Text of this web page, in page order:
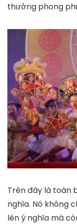
thưởng phong
Trên đây là toàn
nghĩa. Nó không
lên ý nghĩa mà